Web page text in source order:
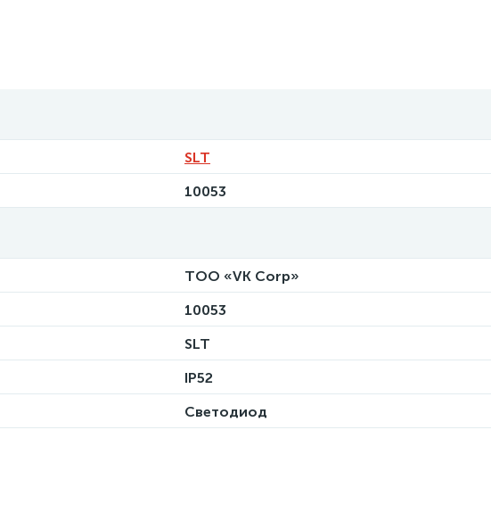
SLT
10053
ТОО «VK Corp»
10053
SLT
IP52
Светодиод